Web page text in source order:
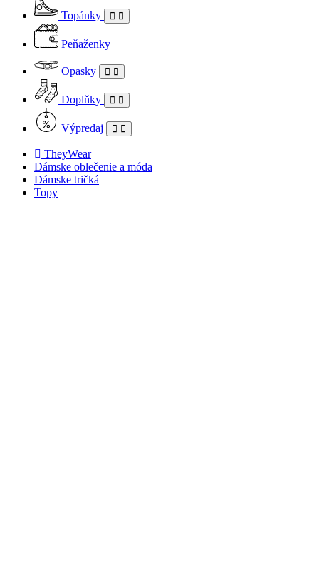
Topánky
Peňaženky
Opasky
Doplňky
Výpredaj
TheyWear
Dámske oblečenie a móda
Dámske tričká
Topy